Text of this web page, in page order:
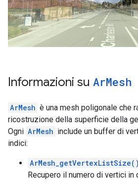
Informazioni su ArMesh
ArMesh è una mesh poligonale che
ricostruzione della superficie della
Ogni ArMesh include un buffer di
indici:
ArMesh_getVertexListSize()
Recupero il numero di vertici in